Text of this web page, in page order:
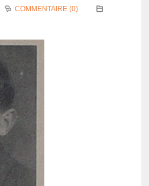
COMMENTAIRE (0)